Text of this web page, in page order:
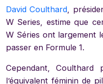
David Coulthard ,
W Series, estime que
W Séries ont largement
passer en Formule 1.
Cependant, Coulthard
l’équivalent féminin de